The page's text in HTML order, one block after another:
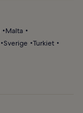
Malta
Sverige Turkiet